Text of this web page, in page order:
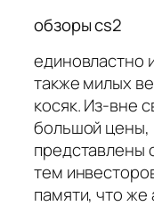
обзоры cs2
единовластно
также милых
косяк. Из-вне
большой цены,
представлены
тем
памяти, что же